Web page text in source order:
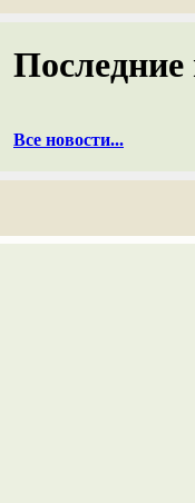
Последние
Все новости...